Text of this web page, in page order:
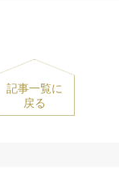
記事一覧に
戻る